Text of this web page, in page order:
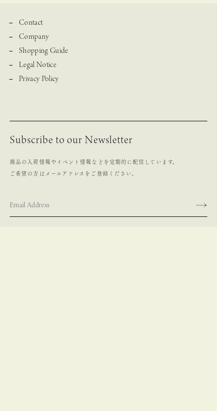
Subscribe to our Newsletter
商品の入荷情報やイベント情報などを定期的に配信しています。
ご希望の方はメールアドレスをご登録ください。
Contact
Company
Shopping Guide
Legal Notice
Privacy Policy